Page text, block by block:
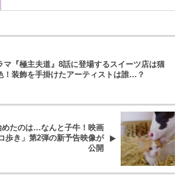
マ『極主夫道』8話に登場するスイーツ店は猫
！装飾を手掛けたアーティストは誰…？
めたのは…なんと子牛！映画
歩き」第2弾の新予告映像が
公開